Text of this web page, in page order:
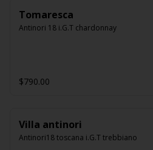
Tomaresca
Antinori 18 i.G.T chardonnay
$790.00
Villa antinori
Antinori18 toscana i.G.T trebbiano